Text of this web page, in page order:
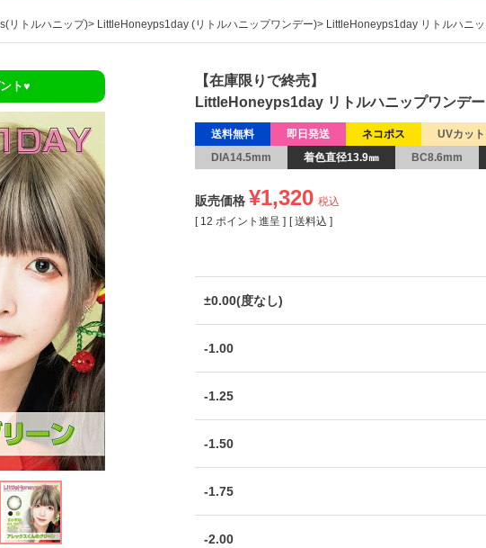
リトルハニップ) LittleHoneyps1day (リトルハニップワンデー) LittleHoneyps1day リトルハニ
ト♥
【在庫限りで終売】
LittleHoneyps1day リトルハニップワンデ
送料無料 即日発送 ネコポス UVカット
DIA14.5mm
着色直径13.9㎜ BC8.6mm
販売価格 ¥1,320 税込
[ 12 ポイント進呈 ] 送料込
±0.00(度なし)
-1.00
-1.25
-1.50
-1.75
-2.00